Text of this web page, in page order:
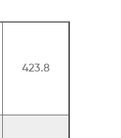
423.8